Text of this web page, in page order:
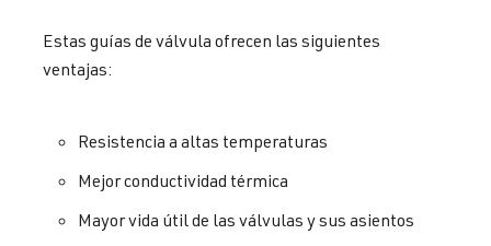
Estas guías de válvula ofrecen las siguientes
ventajas:
Resistencia a altas temperaturas
Mejor conductividad térmica
Mayor vida útil de las válvulas y sus asientos